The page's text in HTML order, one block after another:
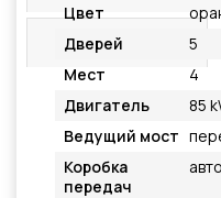
Подробнее
Цвет
Дверей
5
Мест
4
Двигатель
85
Ведущий мост
Коробка
передач